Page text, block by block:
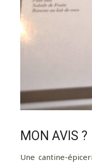
MON AVIS ?
Une cantine-
Pour
voyages au coin